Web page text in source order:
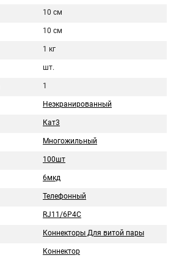
10 см
10 см
1 кг
шт.
1
Неэкранированный
Кат3
Многожильный
100шт
6мкд
Телефонный
RJ11/6P4C
Коннекторы Для витой пары
Коннектор